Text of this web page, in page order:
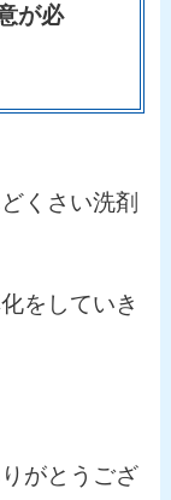
が必
くさい洗剤
をしていき
がとうござ